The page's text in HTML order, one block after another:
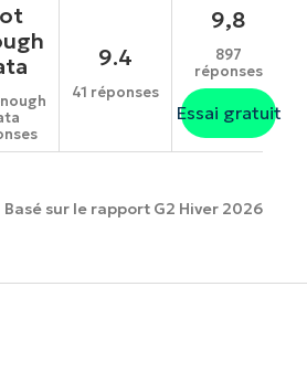
9.4
41 réponses
9,8
897
réponses
Essai gratuit
Basé sur le rapport G2 Hiver 2026